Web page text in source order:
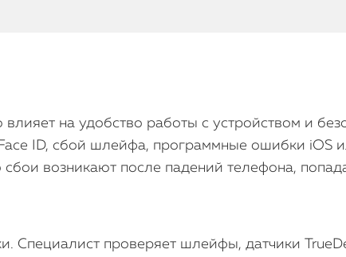
на удобство работы с устройством и
ID, сбой шлейфа, программные ошибки iOS
возникают после падений телефона,
Специалист проверяет шлейфы, датчики